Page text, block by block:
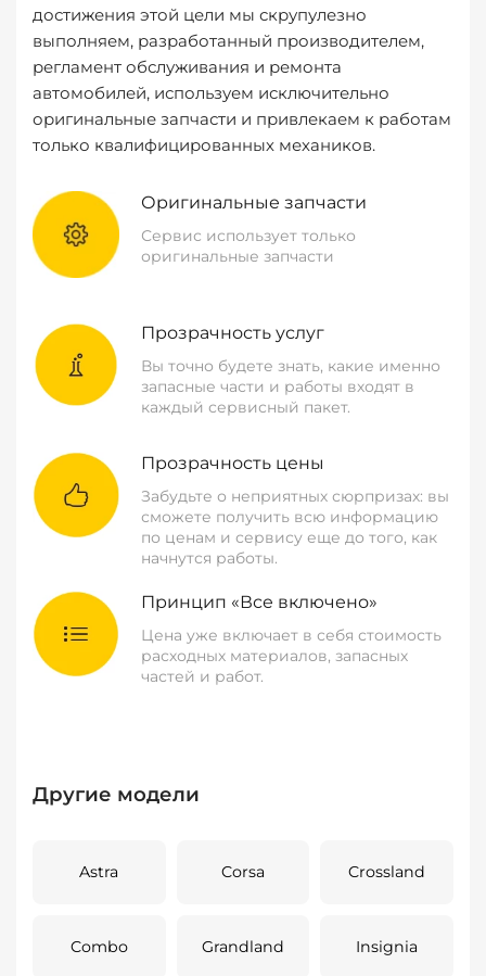
достижения этой цели мы скрупулезно
выполняем, разработанный производителем,
регламент обслуживания и ремонта
автомобилей, используем исключительно
оригинальные запчасти и привлекаем к работам
только квалифицированных механиков.
Оригинальные запчасти
Сервис использует только
оригинальные запчасти
Прозрачность услуг
Вы точно будете знать, какие именно
запасные части и работы входят в
каждый сервисный пакет.
Прозрачность цены
Забудьте о неприятных сюрпризах: вы
сможете получить всю информацию
по ценам и сервису еще до того, как
начнутся работы.
Принцип «Все включено»
Цена уже включает в себя стоимость
расходных материалов, запасных
частей и работ.
Другие модели
Astra Corsa Crossland
Combo Grandland Insignia